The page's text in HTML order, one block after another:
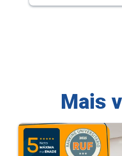
Mais